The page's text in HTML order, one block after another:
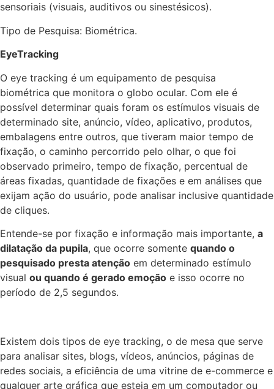
sensoriais (visuais, auditivos ou sinestésicos).
Tipo de Pesquisa: Biométrica.
EyeTracking
O eye tracking é um equipamento de pesquisa
biométrica que monitora o globo ocular. Com ele é
possível determinar quais foram os estímulos visuais de
determinado site, anúncio, vídeo, aplicativo, produtos,
embalagens entre outros, que tiveram maior tempo de
fixação, o caminho percorrido pelo olhar, o que foi
observado primeiro, tempo de fixação, percentual de
áreas fixadas, quantidade de fixações e em análises que
exijam ação do usuário, pode analisar inclusive quantidade
de cliques.
Entende-se por fixação e informação mais importante, a
dilatação da pupila, que ocorre somente quando o
pesquisado presta atenção em determinado estímulo
visual ou quando é gerado emoção e isso ocorre no
período de 2,5 segundos.
Existem dois tipos de eye tracking, o de mesa que serve
para analisar sites, blogs, vídeos, anúncios, páginas de
redes sociais, a eficiência de uma vitrine de e-commerce e
qualquer arte gráfica que esteja em um computador ou